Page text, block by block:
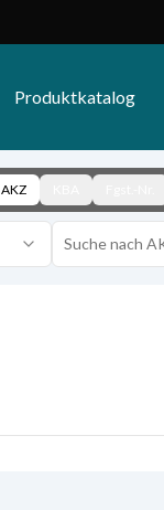
Produktkatalog
AKZ